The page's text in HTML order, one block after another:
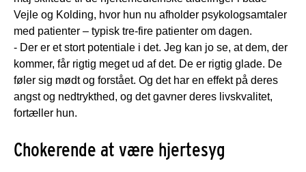
Vejle og Kolding, hvor hun nu afholder psykologsamtaler
med patienter – typisk tre-fire patienter om dagen.
- Der er et stort potentiale i det. Jeg kan jo se, at dem, der
kommer, får rigtig meget ud af det. De er rigtig glade. De
føler sig mødt og forstået. Og det har en effekt på deres
angst og nedtrykthed, og det gavner deres livskvalitet,
fortæller hun.
Chokerende at være hjertesyg